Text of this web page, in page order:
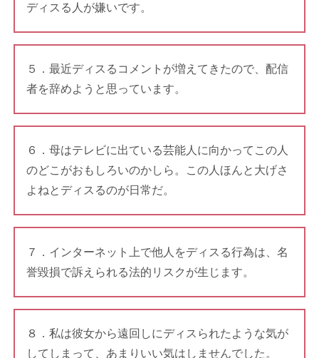
ディスる人が嫌いです。
５．最近ディスるコメントが増えてきたので、配信
者を辞めようと思っています。
６．母はテレビに出ている芸能人に向かってこの人
のどこがおもしろいのかしら。この人ほんと大げさ
よねとディスるのが日常だ。
７．インターネット上で他人をディスる行為は、名
誉毀損で訴えられる法的リスクが生じます。
８．私は彼女から遠回しにディスられたような気が
してしまって、あまりいい気はしませんでした。